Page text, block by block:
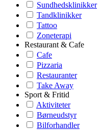
Sundhedsklinikker
Tandklinikker
Tattoo
Zoneterapi
Restaurant & Cafe
Cafe
Pizzaria
Restauranter
Take Away
Sport & Fritid
Aktiviteter
Børneudstyr
Bilforhandler